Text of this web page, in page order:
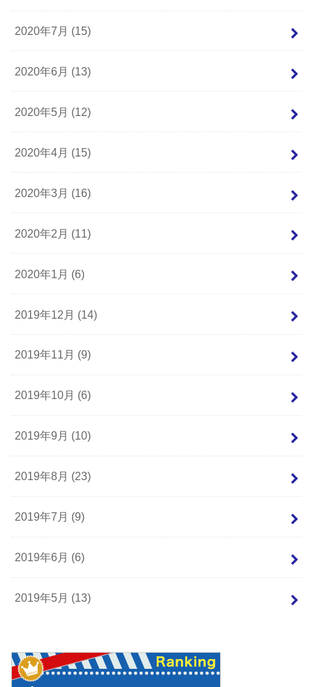
2020年7月 (15)
2020年6月 (13)
2020年5月 (12)
2020年4月 (15)
2020年3月 (16)
2020年2月 (11)
2020年1月 (6)
2019年12月 (14)
2019年11月 (9)
2019年10月 (6)
2019年9月 (10)
2019年8月 (23)
2019年7月 (9)
2019年6月 (6)
2019年5月 (13)